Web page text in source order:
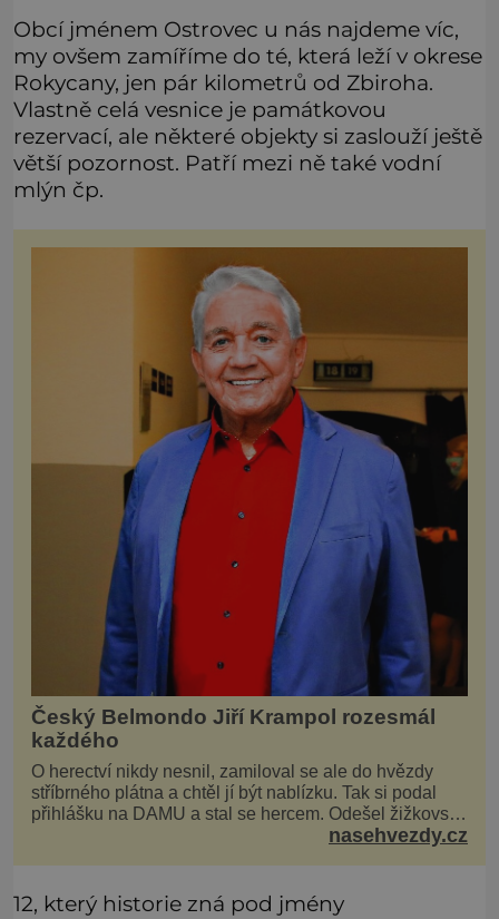
Obcí jménem Ostrovec u nás najdeme víc,
my ovšem zamíříme do té, která leží v okrese
Rokycany, jen pár kilometrů od Zbiroha.
Vlastně celá vesnice je památkovou
rezervací, ale některé objekty si zaslouží ještě
větší pozornost. Patří mezi ně také vodní
mlýn čp.
Český Belmondo Jiří Krampol rozesmál
každého
O herectví nikdy nesnil, zamiloval se ale do hvězdy
stříbrného plátna a chtěl jí být nablízku. Tak si podal
přihlášku na DAMU a stal se hercem. Odešel žižkovský
matador, který všude rozdával humor, i když jemu
nasehvezdy.cz
12, který historie zná pod jmény